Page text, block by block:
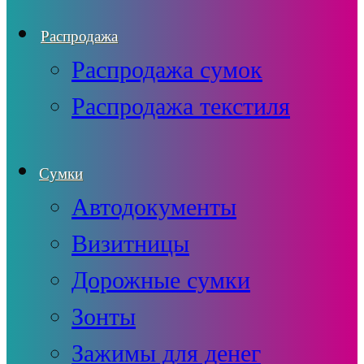
Распродажа
Распродажа сумок
Распродажа текстиля
Сумки
Автодокументы
Визитницы
Дорожные сумки
Зонты
Зажимы для денег